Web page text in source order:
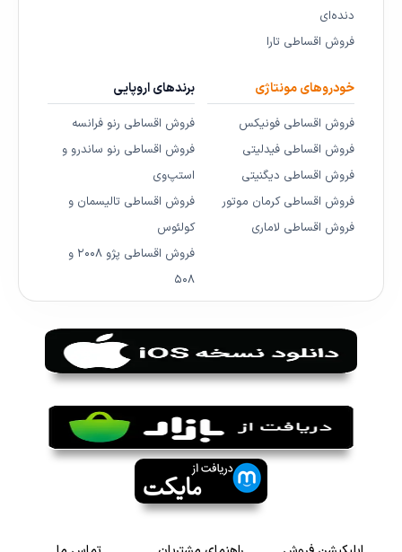
دنده‌ای
فروش اقساطی تارا
خودروهای مونتاژی
فروش اقساطی فونیکس
فروش اقساطی فیدلیتی
فروش اقساطی دیگنیتی
فروش اقساطی کرمان موتور
فروش اقساطی لاماری
برندهای اروپایی
فروش اقساطی رنو فرانسه
فروش اقساطی رنو ساندرو و
استپ‌وی
فروش اقساطی تالیسمان و
کولئوس
فروش اقساطی پژو ۲۰۰۸ و
۵۰۸